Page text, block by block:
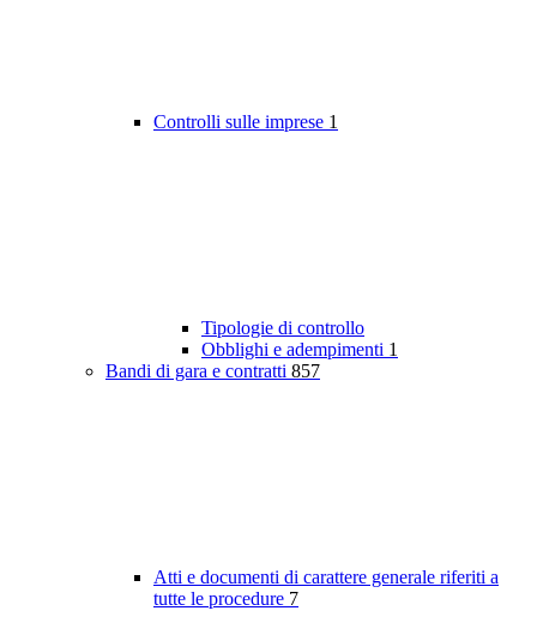
Controlli sulle imprese 1
Tipologie di controllo
Obblighi e adempimenti 1
Bandi di gara e contratti 857
Atti e documenti di carattere generale riferiti a
tutte le procedure 7